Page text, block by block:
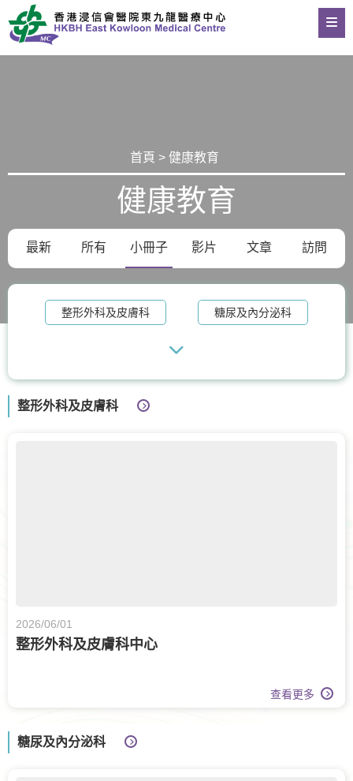
首頁 > 健康教育
健康教育
最新 所有 小冊子 影片 文章 訪問
整形外科及皮膚科 糖尿及內分泌科
老人科
骨科 耳鼻喉科 泌尿科
白內障手術
整形外科及皮膚科
2026/06/01
整形外科及皮膚科中心
查看更多
糖尿及內分泌科